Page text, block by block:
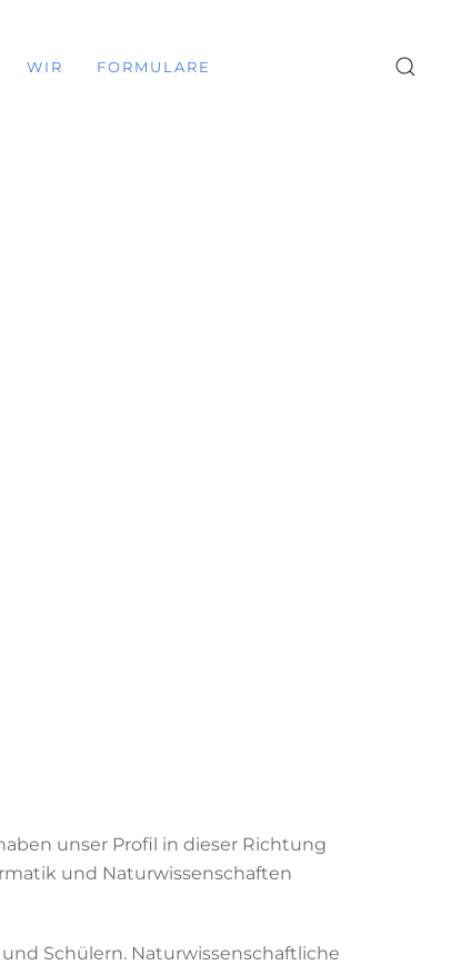
WIR FORMULARE
unser Profil in dieser Richtung
und Naturwissenschaften
Schülern. Naturwissenschaftliche